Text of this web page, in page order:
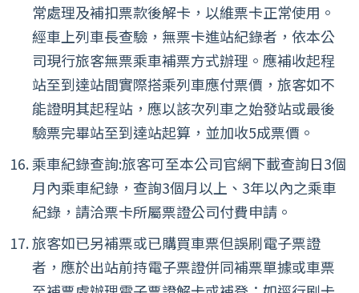
常處理及補扣票款後解卡，以維票卡正常使用。
經車上列車長查驗，無票卡進站紀錄者，依本公
司現行旅客無票乘車補票方式辦理。應補收起程
站至到達站間實際搭乘列車應付票價，旅客如不
能證明其起程站，應以該次列車之始發站或最後
驗票完畢站至到達站起算，並加收5成票價。
乘車紀錄查詢:旅客可至本公司官網下載查詢日3個
月內乘車紀錄，查詢3個月以上、3年以內之乘車
紀錄，請洽票卡所屬票證公司付費申請。
旅客如已另補票或已購買車票但誤刷電子票證
者，應於出站前持電子票證併同補票單據或車票